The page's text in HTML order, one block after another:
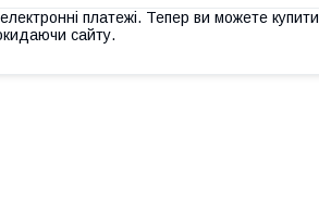
платежі. Тепер ви можете купити
сайту.